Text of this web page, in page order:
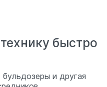
быстро
и другая